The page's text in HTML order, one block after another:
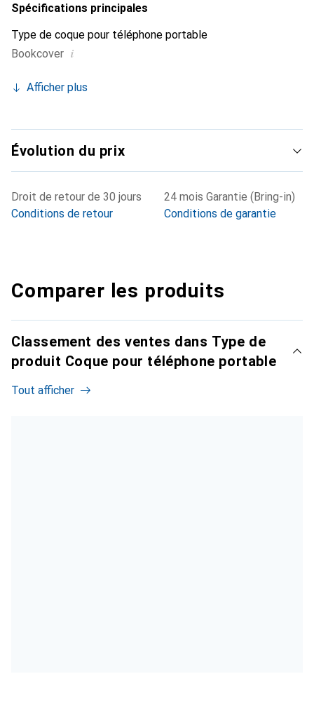
Spécifications principales
Type de coque pour téléphone portable
Bookcover i
Afficher plus
Évolution du prix
Droit de retour de 30 jours
Conditions de retour
24 mois Garantie (Bring-in)
Conditions de garantie
Comparer les produits
Classement des ventes dans Type de
produit Coque pour téléphone portable
Tout afficher